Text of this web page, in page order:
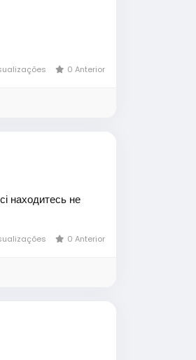
0 Anterior
находитесь не
0 Anterior